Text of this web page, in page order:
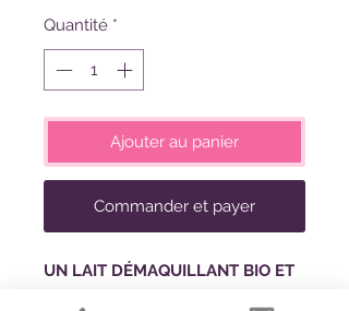
Quantité *
Ajouter au panier
Commander et payer
UN LAIT DÉMAQUILLANT BIO ET